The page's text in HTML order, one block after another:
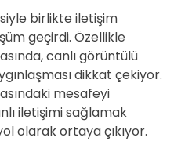
birlikte iletişim
geçirdi. Özellikle
canlı görüntülü
dikkat çekiyor.
mesafeyi
iletişimi sağlamak
olarak ortaya çıkıyor.